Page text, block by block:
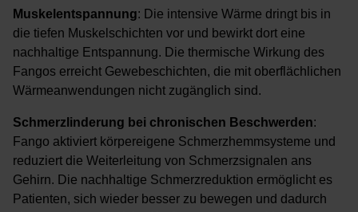
Muskelentspannung: Die intensive Wärme dringt bis in
die tiefen Muskelschichten vor und bewirkt dort eine
nachhaltige Entspannung. Die thermische Wirkung des
Fangos erreicht Gewebeschichten, die mit oberflächlichen
Wärmeanwendungen nicht zugänglich sind.
Schmerzlinderung bei chronischen Beschwerden:
Fango aktiviert körpereigene Schmerzhemmsysteme und
reduziert die Weiterleitung von Schmerzsignalen ans
Gehirn. Die nachhaltige Schmerzreduktion ermöglicht es
Patienten, sich wieder besser zu bewegen und dadurch